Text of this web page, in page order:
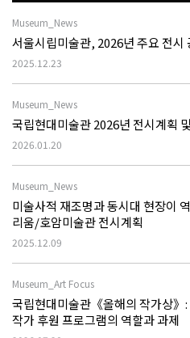
Museum_News
서울시립미술관, 2026년 주요 전시
2025.12.23
Museum_News
국립현대미술관 2026년 전시계획
2026.01.20
Museum_News
미술사적 재조명과 동시대 현장이
리움/호암미술관 전시계획
2025.12.09
Museum_Art Focus
국립현대미술관《올해의 작가상》
작가 후원 프로그램의 역할과 과제